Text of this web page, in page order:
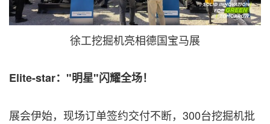
徐工挖掘机亮相德国宝马展
Elite-star："明星"闪耀全场！
展会伊始，现场订单签约交付不断，300台挖掘机批